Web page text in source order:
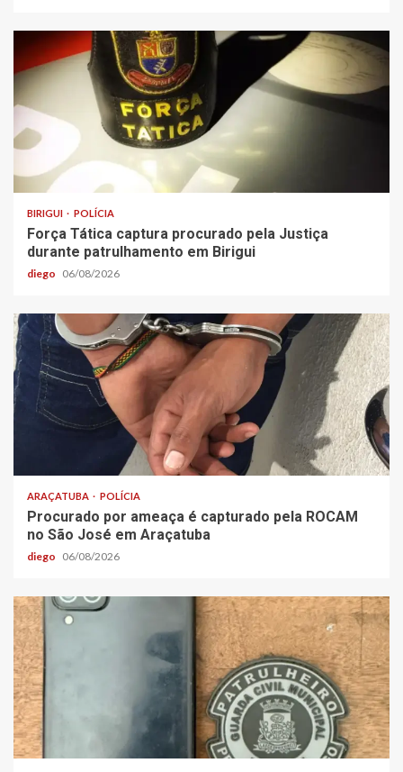
BIRIGUI POLÍCIA
Força Tática captura procurado pela Justiça
durante patrulhamento em Birigui
diego 06/08/2026
ARAÇATUBA POLÍCIA
Procurado por ameaça é capturado pela ROCAM
no São José em Araçatuba
diego 06/08/2026